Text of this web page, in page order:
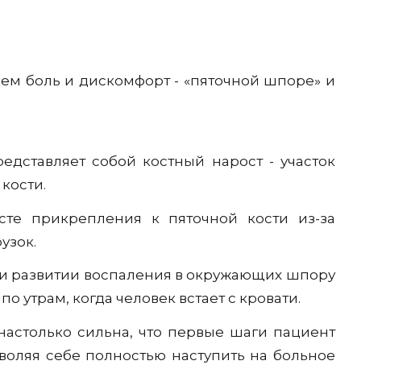
боль и дискомфорт - «пяточной шпоре» и
собой костный нарост - участок
прикрепления к пяточной кости из-за
развитии воспаления в окружающих шпору
утрам, когда человек встает с кровати.
сильна, что первые шаги пациент
себе полностью наступить на больное